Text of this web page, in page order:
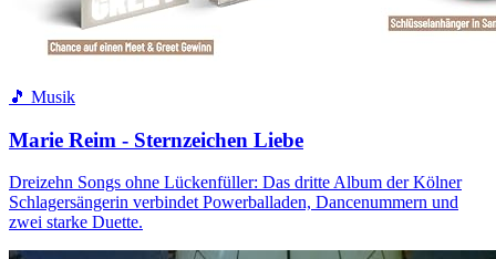
🎵 Musik
Marie Reim - Sternzeichen Liebe
Dreizehn Songs ohne Lückenfüller: Das dritte Album der Kölner
Schlagersängerin verbindet Powerballaden, Dancenummern und
zwei starke Duette.